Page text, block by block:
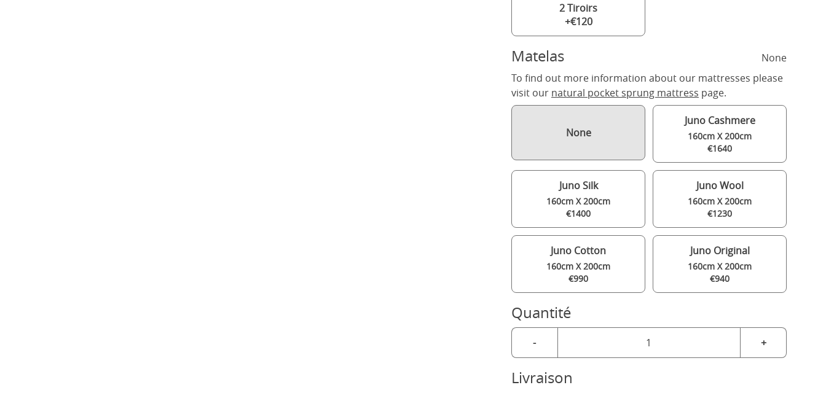
2 Tiroirs
+€120
Matelas
None
To find out more information about our mattresses please
visit our natural pocket sprung mattress page.
None
Juno Cashmere
160cm X 200cm
€1640
Juno Silk
160cm X 200cm
€1400
Juno Wool
160cm X 200cm
€1230
Juno Cotton
160cm X 200cm
€990
Juno Original
160cm X 200cm
€940
Quantité
- +
Livraison